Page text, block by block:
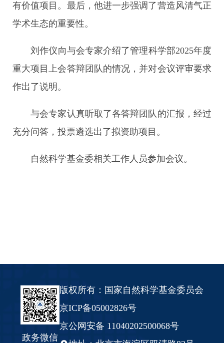
有价值项目。最后，他进一步强调了营造风清气正
学术生态的重要性。
刘作仪向与会专家介绍了管理科学部2025年度
重大项目上会答辩团队的情况，并对会议评审要求
作出了说明。
与会专家认真听取了各答辩团队的汇报，经过
充分问答，投票遴选出了拟资助项目。
自然科学基金委相关工作人员参加会议。
政务微信
版权所有：国家自然科学基金委员会
京ICP备05002826号
京公网安备 11040202500068号